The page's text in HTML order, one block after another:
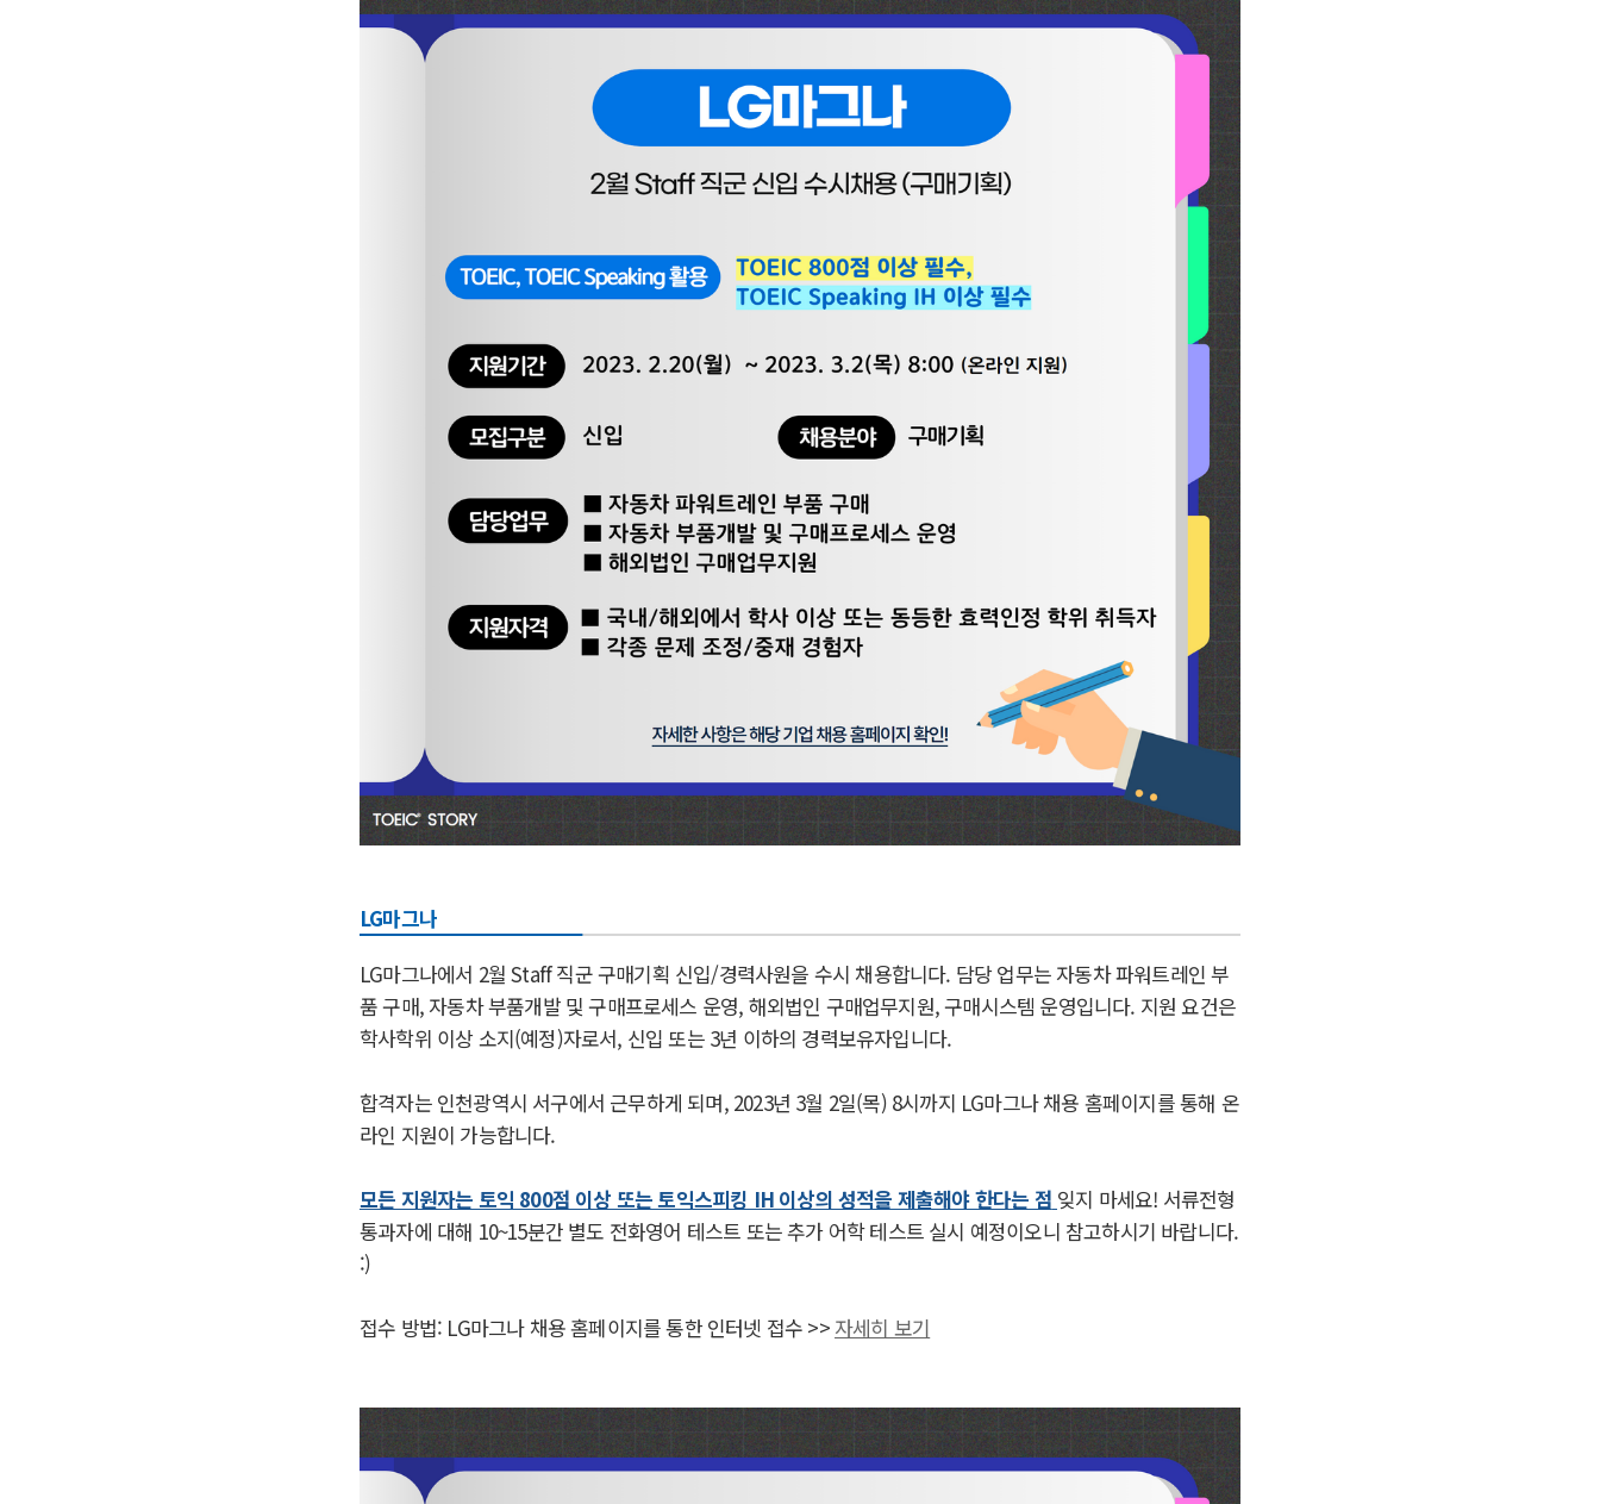
LG마그나
LG마그나에서 2월 Staff 직군 구매기획 신입/경력사원을 수시 채용합니다. 담당 업무는 자동차 파워트레인 부
품 구매, 자동차 부품개발 및 구매프로세스 운영, 해외법인 구매업무지원, 구매시스템 운영입니다. 지원 요건은
학사학위 이상 소지(예정)자로서, 신입 또는 3년 이하의 경력보유자입니다.
합격자는 인천광역시 서구에서 근무하게 되며, 2023년 3월 2일(목) 8시까지 LG마그나 채용 홈페이지를 통해 온
라인 지원이 가능합니다.
모든 지원자는 토익 800점 이상 또는 토익스피킹 IH 이상의 성적을 제출해야 한다는 점 잊지 마세요! 서류전형
통과자에 대해 10~15분간 별도 전화영어 테스트 또는 추가 어학 테스트 실시 예정이오니 참고하시기 바랍니다.
:)
접수 방법: LG마그나 채용 홈페이지를 통한 인터넷 접수 >> 자세히 보기